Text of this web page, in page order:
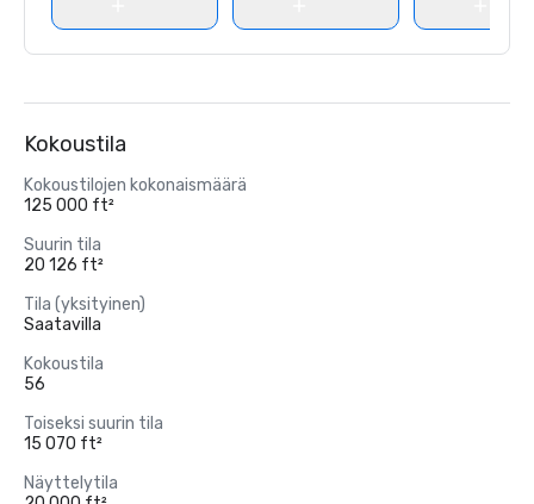
Kokoustila
Kokoustilojen kokonaismäärä
125 000 ft²
Suurin tila
20 126 ft²
Tila (yksityinen)
Saatavilla
Kokoustila
56
Toiseksi suurin tila
15 070 ft²
Näyttelytila